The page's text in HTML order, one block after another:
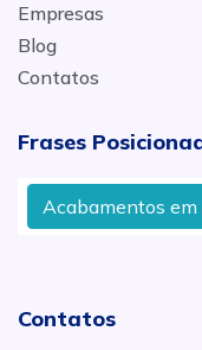
Empresas
Blog
Contatos
Frases
Acabamentos em
Contatos